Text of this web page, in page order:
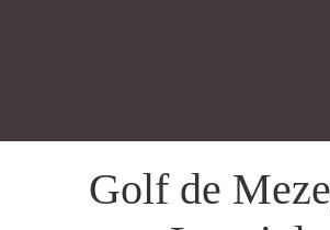
Golf de